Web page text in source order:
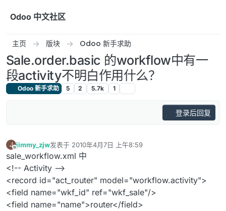
Odoo 中文社区
主页 版块 Odoo 新手求助
Sale.order.basic 的workflow中有一
段activity不明白作用什么？
Odoo 新手求助 5 2 5.7k 1
登录后回复
J
离线
jimmy_zjw发表于 2010年4月7日 上午8:59
最后由 编辑
sale_workflow.xml 中
<!-- Activity -->
<record id="act_router" model="workflow.activity">
<field name="wkf_id" ref="wkf_sale"/>
<field name="name">router</field>